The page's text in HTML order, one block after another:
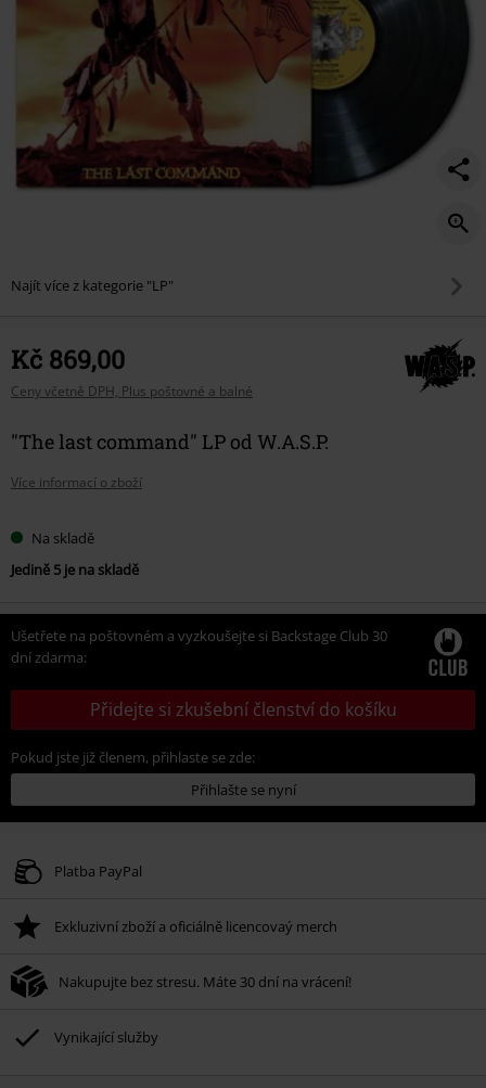
Najít více z kategorie "LP"
Kč 869,00
Ceny včetně DPH, Plus poštovné a balné
"The last command" LP od W.A.S.P.
Více informací o zboží
Na skladě
Jedině 5 je na skladě
Ušetřete na poštovném a vyzkoušejte si Backstage Club 30
dní zdarma:
Přidejte si zkušební členství do košíku
Pokud jste již členem, přihlaste se zde:
Přihlašte se nyní
Platba PayPal
Exkluzivní zboží a oficiálně licencovaý merch
Nakupujte bez stresu. Máte 30 dní na vrácení!
Vynikající služby